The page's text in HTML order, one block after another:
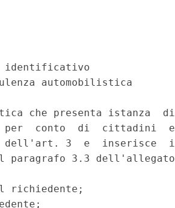
identificativo
automobilistica
che presenta istanza  di
per  conto  di  cittadini  e
dell'art. 3  e  inserisce  i
paragrafo 3.3 dell'allegato
richiedente;